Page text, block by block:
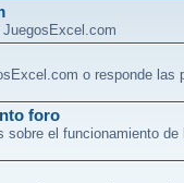
o responde las
foro
sobre el funcionamiento